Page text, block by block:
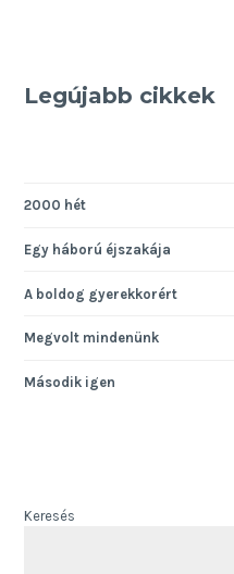
Legújabb cikkek
2000 hét
Egy háború éjszakája
A boldog gyerekkorért
Megvolt mindenünk
Második igen
Keresés